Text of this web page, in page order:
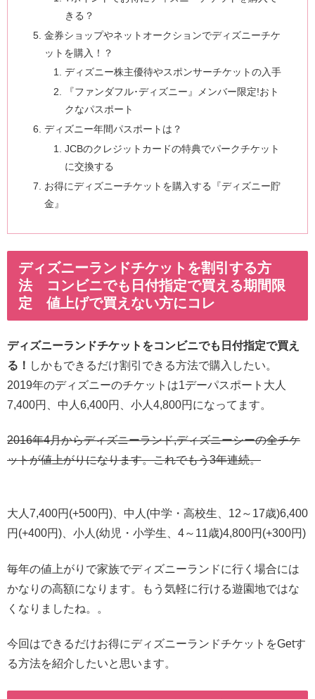
きる？
金券ショップやネットオークションでディズニーチケ
ットを購入！？
ディズニー株主優待やスポンサーチケットの入手
『ファンダフル･ディズニー』メンバー限定!おト
クなパスポート
ディズニー年間パスポートは？
JCBのクレジットカードの特典でパークチケット
に交換する
お得にディズニーチケットを購入する『ディズニー貯
金』
ディズニーランドチケットを割引する方
法 コンビニでも日付指定で買える期間限
定 値上げで買えない方にコレ
ディズニーランドチケットをコンビニでも日付指定で買え
る！ しかもできるだけ割引できる方法で購入したい。
2019年のディズニーのチケットは1デーパスポート大人
7,400円、中人6,400円、小人4,800円になってます。
2016年4月からディズニーランド,ディズニーシーの全チケ
ットが値上がりになります。これでもう3年連続。
大人7,400円(+500円)、中人(中学・高校生、12～17歳)6,400
円(+400円)、小人(幼児・小学生、4～11歳)4,800円(+300円)
毎年の値上がりで家族でディズニーランドに行く場合には
かなりの高額になります。もう気軽に行ける遊園地ではな
くなりましたね。。
今回はできるだけお得にディズニーランドチケットをGetす
る方法を紹介したいと思います。